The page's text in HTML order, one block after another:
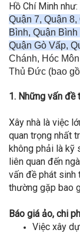
Hồ Chí Minh như:
Quận 7, Quận
Bình, Quận
Quận Gò Vấp,
Chánh, Hóc
Thủ Đức (bao
1. Những vấn đề
Xây nhà là việc
quan trọng nhất
không phải là kỹ
liên quan đến
vấn đề phát sinh
thường gặp bao
Báo giá ảo, chi
Việc xây